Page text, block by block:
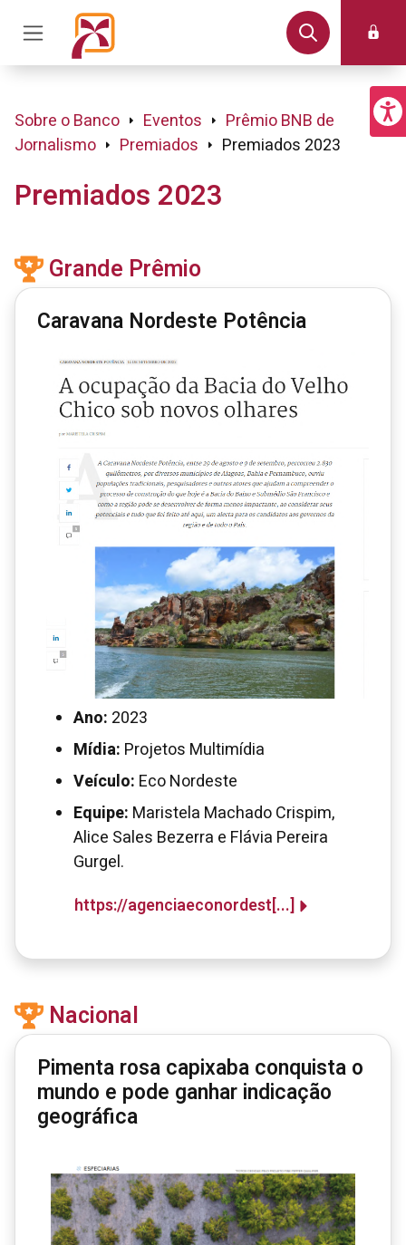
Sobre o Banco Eventos
Prêmio BNB de
Jornalismo
Premiados Premiados 2023
Premiados 2023
Grande Prêmio
Caravana Nordeste Potência
Ano: 2023
Mídia: Projetos Multimídia
Veículo: Eco Nordeste
Equipe: Maristela Machado Crispim,
Alice Sales Bezerra e Flávia Pereira
Gurgel.
https://agenciaeconordest[...]
Nacional
Pimenta rosa capixaba conquista o
mundo e pode ganhar indicação
geográfica